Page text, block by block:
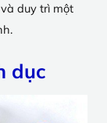
duy trì một
dục